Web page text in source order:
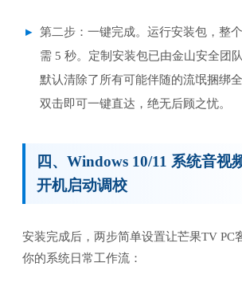
第二步：一键完成。运行安装包，整
需 5 秒。定制安装包已由金山安全团
默认清除了所有可能伴随的流氓捆绑
双击即可一键直达，绝无后顾之忧。
四、Windows 10/11 系统音视
开机启动调校
安装完成后，两步简单设置让芒果TV PC
你的系统日常工作流：